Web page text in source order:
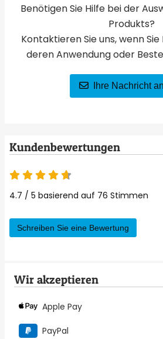
Benötigen Sie Hilfe bei der
Produkts?
Kontaktieren Sie uns, wenn
deren Anwendung oder
Ihre Nachricht
Kundenbewertungen
4.7 von 5
4.7 / 5 basierend auf 76 Stimmen
Schreiben Sie eine Bewertung
Wir akzeptieren
Apple Pay
PayPal